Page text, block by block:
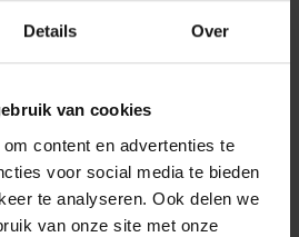
Details Over
van cookies
content en advertenties te
voor social media te bieden
te analyseren. Ook delen we
van onze site met onze
een ontwerp geleverd dat de
gebouw behoudt
wordt met de laatste